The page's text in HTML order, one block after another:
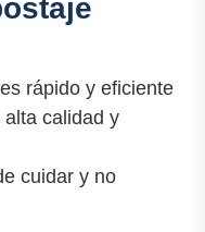
rápido y eficiente
calidad y
cuidar y no